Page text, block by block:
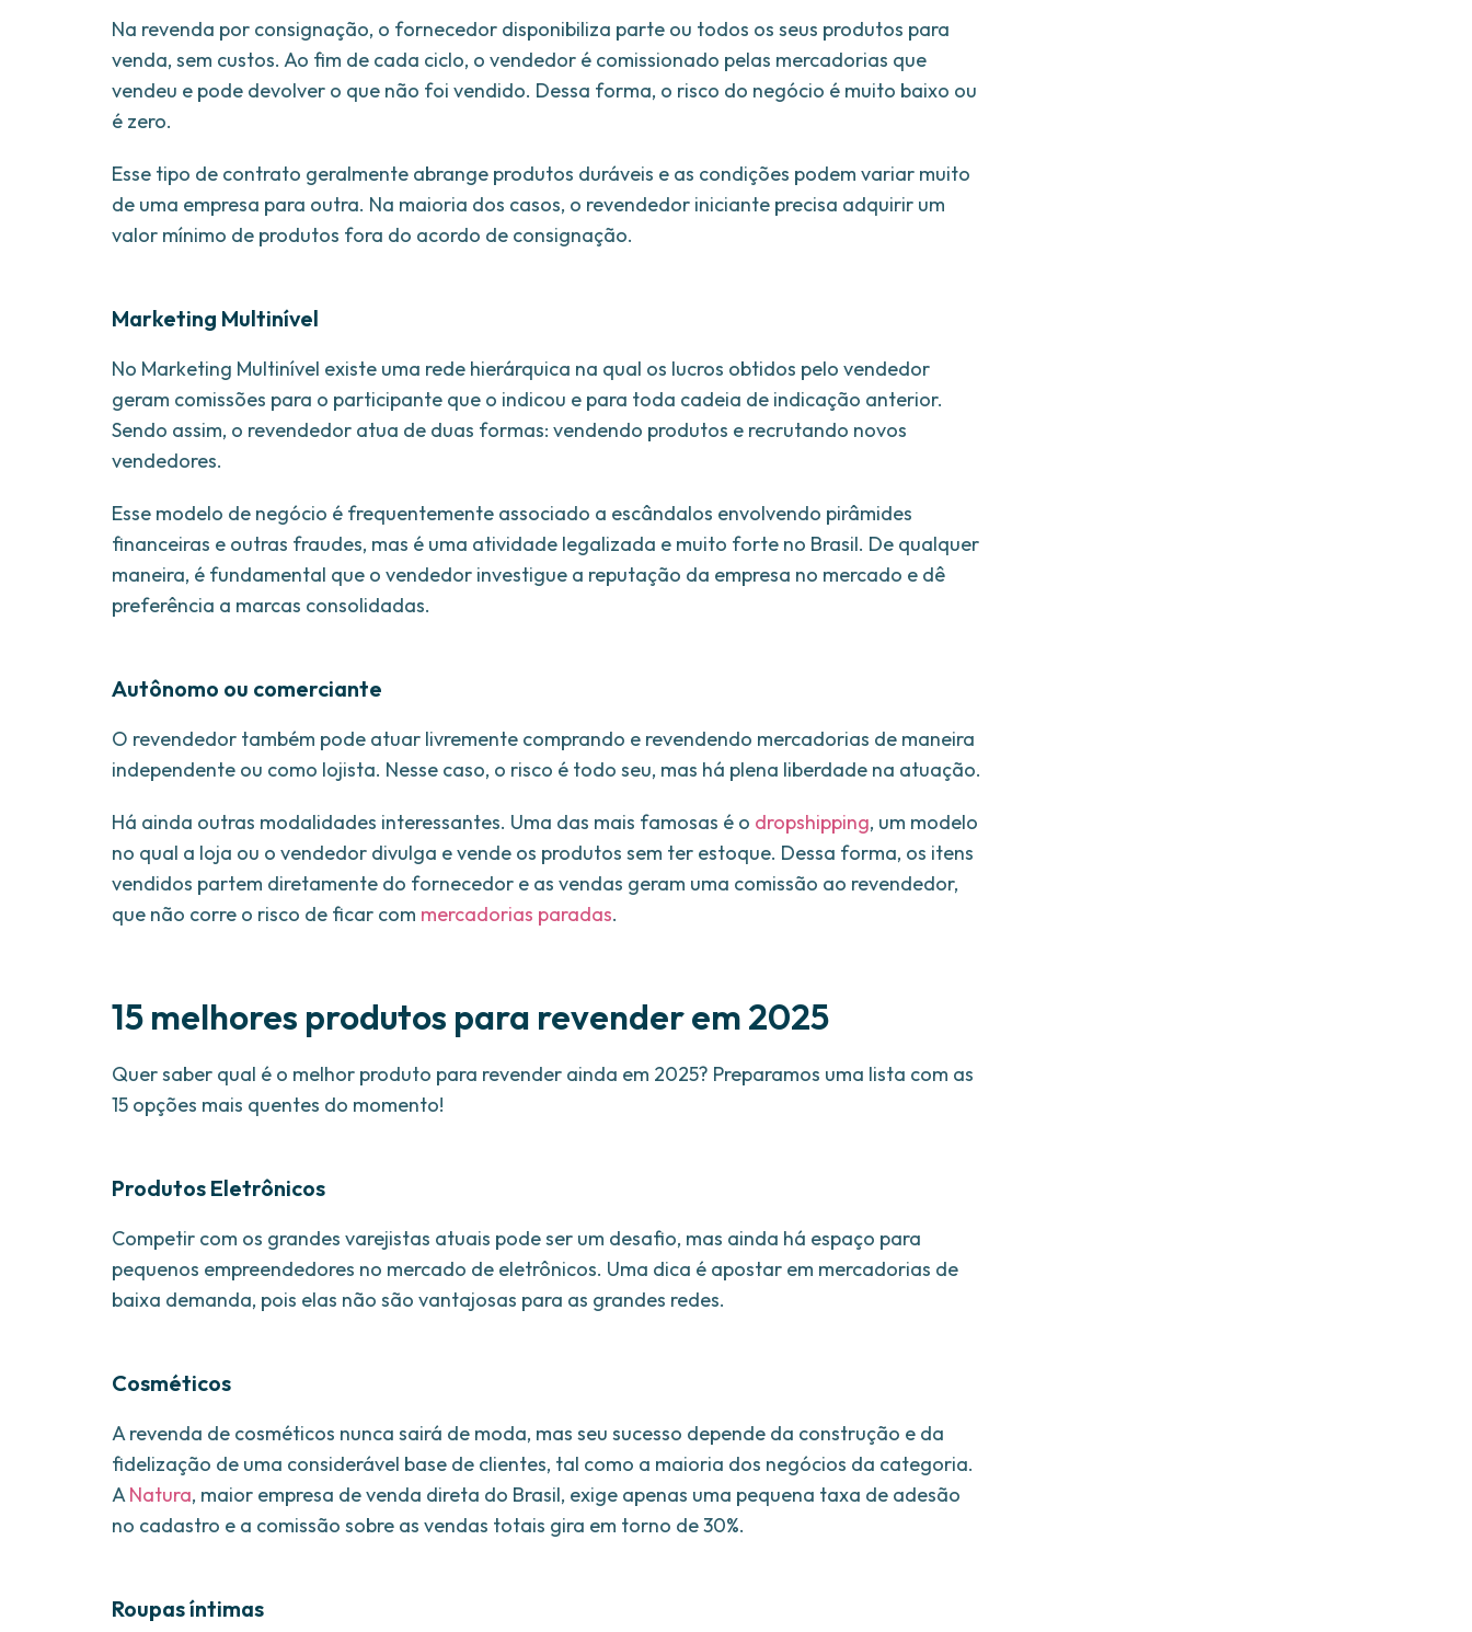
Na revenda por consignação, o fornecedor disponibiliza parte ou todos os seus produtos para
venda, sem custos. Ao fim de cada ciclo, o vendedor é comissionado pelas mercadorias que
vendeu e pode devolver o que não foi vendido. Dessa forma, o risco do negócio é muito baixo ou
é zero.
Esse tipo de contrato geralmente abrange produtos duráveis e as condições podem variar muito
de uma empresa para outra. Na maioria dos casos, o revendedor iniciante precisa adquirir um
valor mínimo de produtos fora do acordo de consignação.
Marketing Multinível
No Marketing Multinível existe uma rede hierárquica na qual os lucros obtidos pelo vendedor
geram comissões para o participante que o indicou e para toda cadeia de indicação anterior.
Sendo assim, o revendedor atua de duas formas: vendendo produtos e recrutando novos
vendedores.
Esse modelo de negócio é frequentemente associado a escândalos envolvendo pirâmides
financeiras e outras fraudes, mas é uma atividade legalizada e muito forte no Brasil. De qualquer
maneira, é fundamental que o vendedor investigue a reputação da empresa no mercado e dê
preferência a marcas consolidadas.
Autônomo ou comerciante
O revendedor também pode atuar livremente comprando e revendendo mercadorias de maneira
independente ou como lojista. Nesse caso, o risco é todo seu, mas há plena liberdade na atuação.
Há ainda outras modalidades interessantes. Uma das mais famosas é o dropshipping, um modelo
no qual a loja ou o vendedor divulga e vende os produtos sem ter estoque. Dessa forma, os itens
vendidos partem diretamente do fornecedor e as vendas geram uma comissão ao revendedor,
que não corre o risco de ficar com mercadorias paradas.
15 melhores produtos para revender em 2025
Quer saber qual é o melhor produto para revender ainda em 2025? Preparamos uma lista com as
15 opções mais quentes do momento!
Produtos Eletrônicos
Competir com os grandes varejistas atuais pode ser um desafio, mas ainda há espaço para
pequenos empreendedores no mercado de eletrônicos. Uma dica é apostar em mercadorias de
baixa demanda, pois elas não são vantajosas para as grandes redes.
Cosméticos
A revenda de cosméticos nunca sairá de moda, mas seu sucesso depende da construção e da
fidelização de uma considerável base de clientes, tal como a maioria dos negócios da categoria.
ANatura, maior empresa de venda direta do Brasil, exige apenas uma pequena taxa de adesão
no cadastro e a comissão sobre as vendas totais gira em torno de 30%.
Roupas íntimas